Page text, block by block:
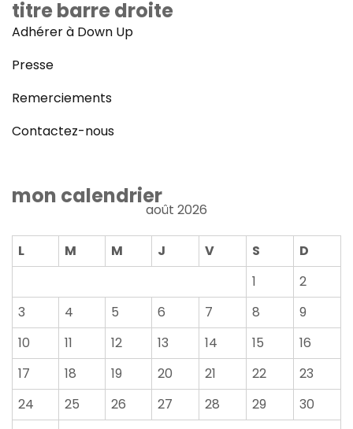
titre barre droite
Adhérer à Down Up
Presse
Remerciements
Contactez-nous
mon calendrier
août 2026
L M M J V S
D
1
2
3
4 5 6 7 8
9
10
11 12 13 14 15
16
17
18 19 20 21 22
23
24
25 26 27 28 29
30